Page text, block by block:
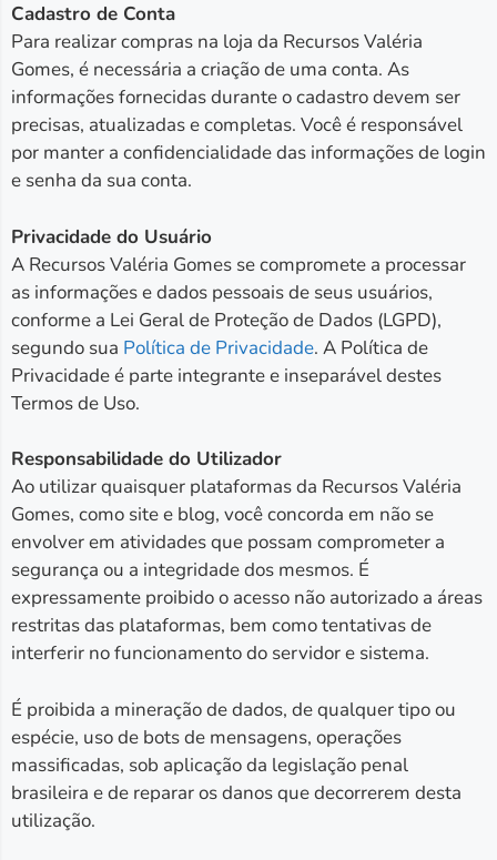
Cadastro de Conta
Para realizar compras na loja da Recursos Valéria
Gomes, é necessária a criação de uma conta. As
informações fornecidas durante o cadastro devem ser
precisas, atualizadas e completas. Você é responsável
por manter a confidencialidade das informações de login
e senha da sua conta.
Privacidade do Usuário
A Recursos Valéria Gomes se compromete a processar
as informações e dados pessoais de seus usuários,
conforme a Lei Geral de Proteção de Dados (LGPD),
segundo sua Política de Privacidade. A Política de
Privacidade é parte integrante e inseparável destes
Termos de Uso.
Responsabilidade do Utilizador
Ao utilizar quaisquer plataformas da Recursos Valéria
Gomes, como site e blog, você concorda em não se
envolver em atividades que possam comprometer a
segurança ou a integridade dos mesmos. É
expressamente proibido o acesso não autorizado a áreas
restritas das plataformas, bem como tentativas de
interferir no funcionamento do servidor e sistema.
É proibida a mineração de dados, de qualquer tipo ou
espécie, uso de bots de mensagens, operações
massificadas, sob aplicação da legislação penal
brasileira e de reparar os danos que decorrerem desta
utilização.